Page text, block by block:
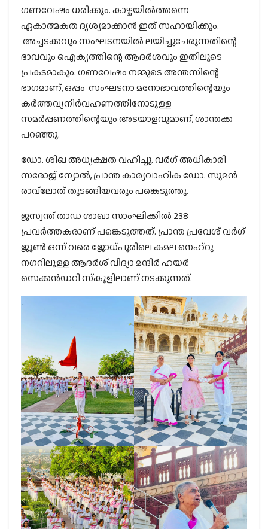
ഗണവേഷം ധരിക്കും. കാഴ്ചയില്‍ത്തന്നെ
ഏകാത്മകത ദൃശ്യമാക്കാന്‍ ഇത് സഹായിക്കും.
അച്ചടക്കവും സംഘടനയില്‍ ലയിച്ചുചേരുന്നതിന്റെ
ഭാവവും ഐക്യത്തിന്റെ ആദര്‍ശവും ഇതിലൂടെ
പ്രകടമാകും. ഗണവേഷം നമ്മുടെ അന്തസിന്റെ
ഭാഗമാണ്, ഒപ്പം സംഘടനാ മനോഭാവത്തിന്റെയും
കര്‍ത്തവ്യനിര്‍വഹണത്തിനോടുള്ള
സമര്‍പ്പണത്തിന്റെയും അടയാളവുമാണ്, ശാന്തക്ക
പറഞ്ഞു.
ഡോ. ശിഖ അധ്യക്ഷത വഹിച്ചു. വര്‍ഗ് അധികാരി
സരോജ് ന്യോല്‍, പ്രാന്ത കാര്യവാഹിക ഡോ. സുമന്‍
രാവ്‌ലോത് തുടങ്ങിയവരും പങ്കെടുത്തു.
ജസ്വന്ത് താഡ ശാഖാ സാംഘിക്കില്‍ 238
പ്രവര്‍ത്തകരാണ് പങ്കെടുത്തത്. പ്രാന്ത പ്രവേശ് വര്‍ഗ്
ജൂണ്‍ ഒന്ന് വരെ ജോധ്പൂരിലെ കമല നെഹ്റു
നഗറിലുള്ള ആദര്‍ശ് വിദ്യാ മന്ദിര്‍ ഹയര്‍
സെക്കന്‍ഡറി സ്‌കൂളിലാണ് നടക്കുന്നത്.